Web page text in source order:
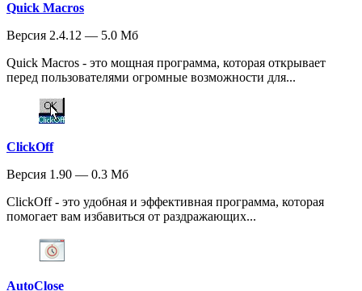
Quick Macros
Версия 2.4.12 — 5.0 Мб
Quick Macros - это мощная программа, которая открывает
перед пользователями огромные возможности для...
ClickOff
Версия 1.90 — 0.3 Мб
ClickOff - это удобная и эффективная программа, которая
помогает вам избавиться от раздражающих...
AutoClose